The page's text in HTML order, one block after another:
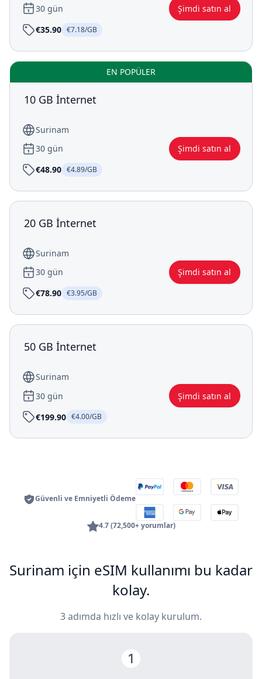
30 gün
Şimdi satın al
€35.90 €7.18/GB
EN POPÜLER
10 GB İnternet
Surinam
30 gün
Şimdi satın al
€48.90 €4.89/GB
20 GB İnternet
Surinam
30 gün
Şimdi satın al
€78.90 €3.95/GB
50 GB İnternet
Surinam
30 gün
Şimdi satın al
€199.90 €4.00/GB
Güvenli ve Emniyetli Ödeme
4.7 (72,500+ yorumlar)
Surinam için eSIM kullanımı bu kadar
kolay.
3 adımda hızlı ve kolay kurulum.